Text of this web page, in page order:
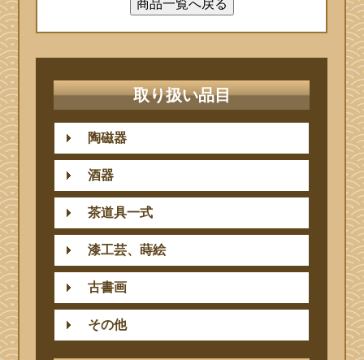
取り扱い品目
陶磁器
酒器
茶道具一式
漆工芸、蒔絵
古書画
その他